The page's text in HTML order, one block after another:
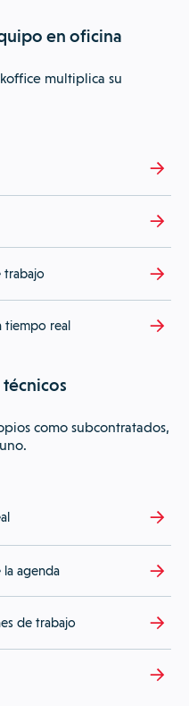
en oficina
multiplica su
trabajo
tiempo real
como subcontratados,
la agenda
de trabajo